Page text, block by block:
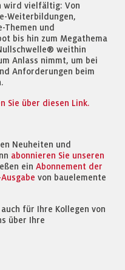
wird vielfältig: Von
Weiterbildungen,
und
bis hin zum Megathema
weithin
Anlass nimmt, um bei
Anforderungen beim
Sie über diesen Link.
Neuheiten und
abonnieren Sie unseren
ein Abonnement der
von bauelemente
für Ihre Kollegen von
über Ihre